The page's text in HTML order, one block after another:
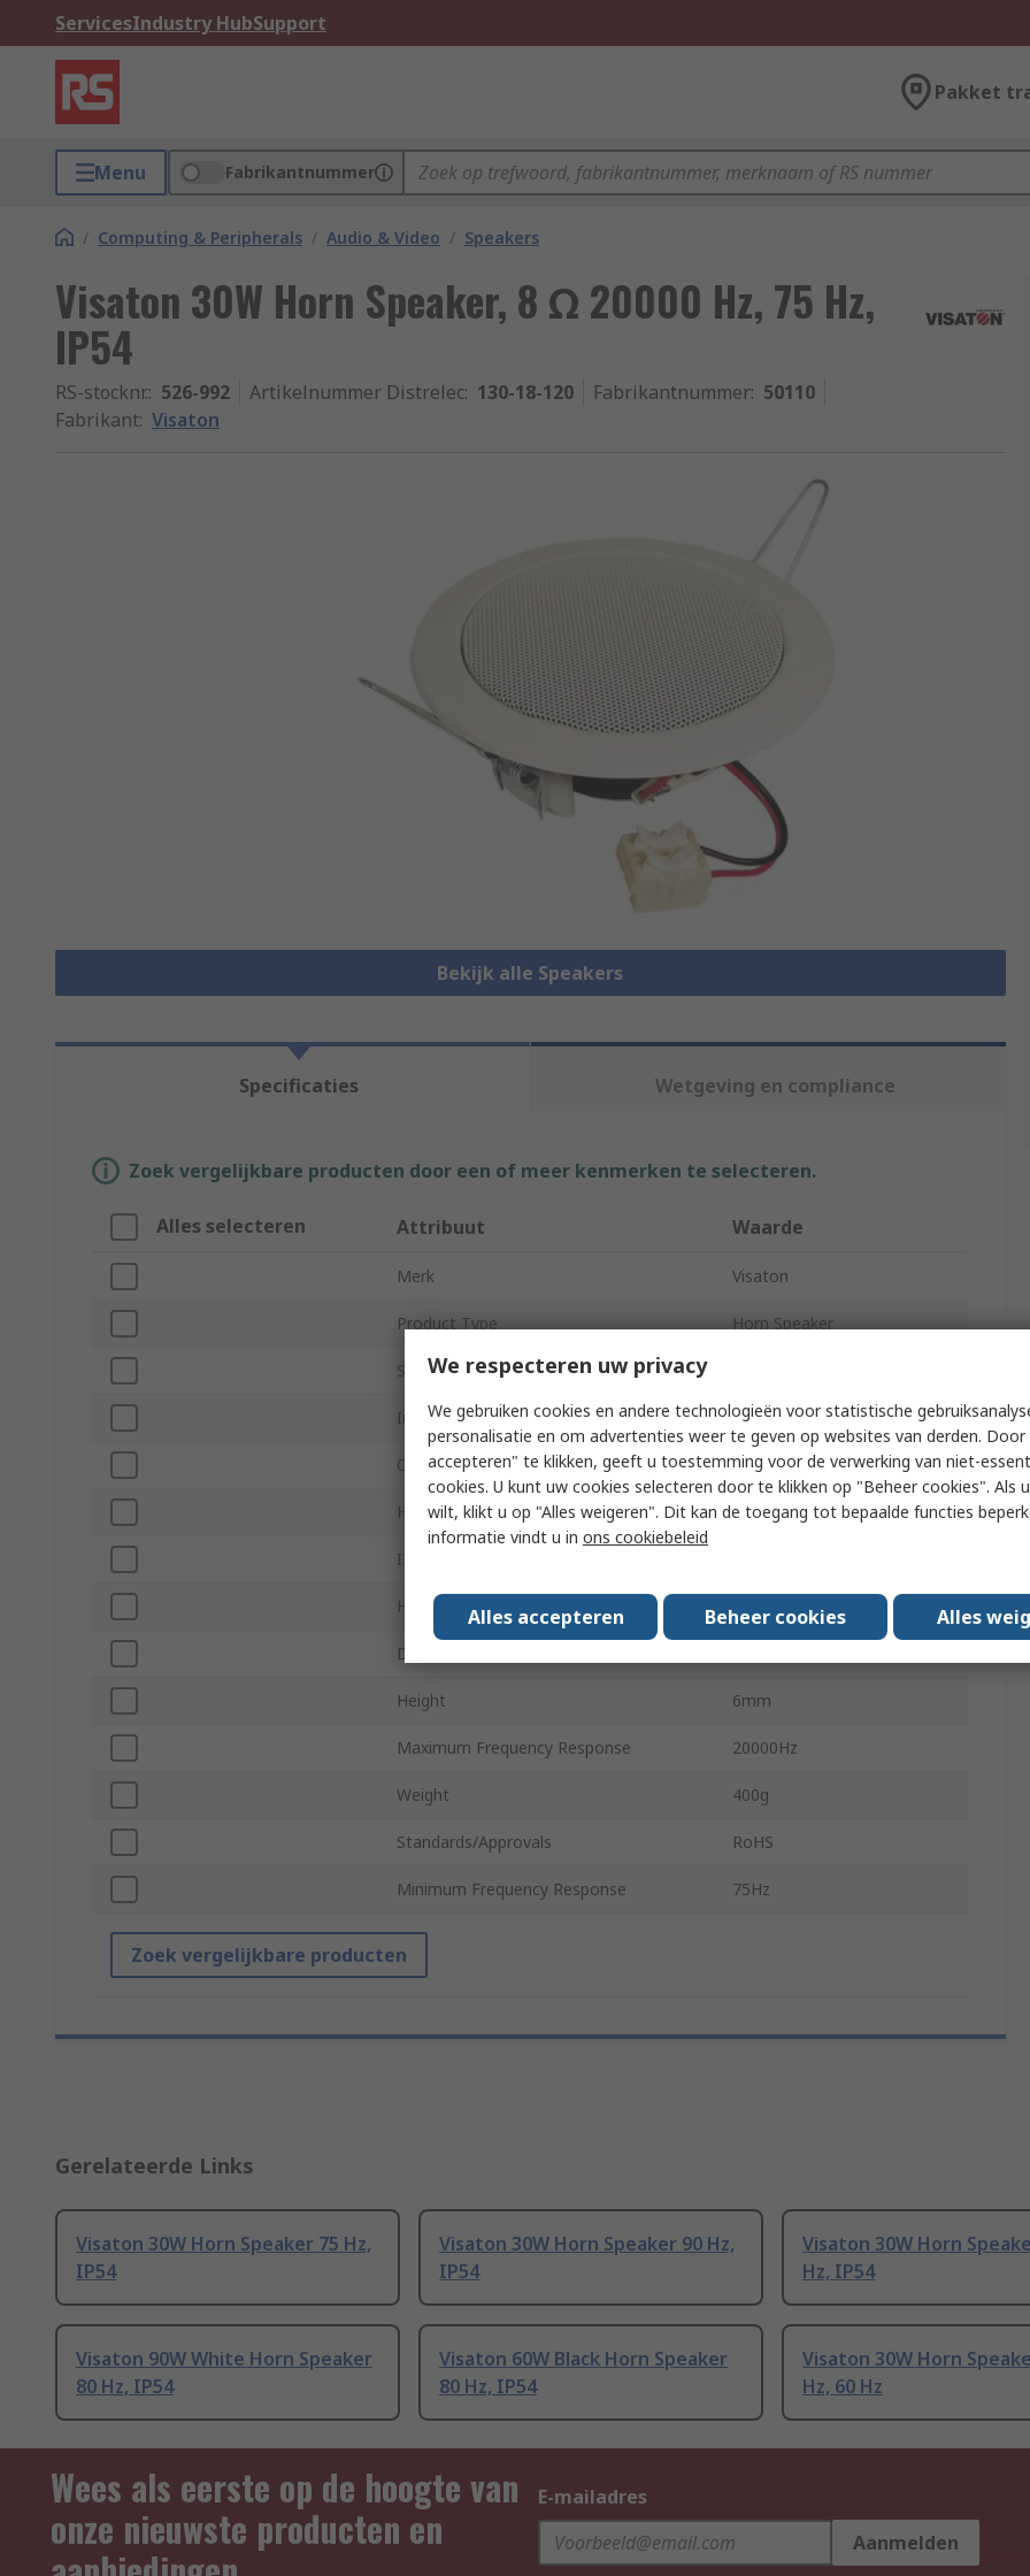
ServicesIndustry HubSupport
Pakket
Menu Fabrikantnummer
/ Computing & Peripherals / Audio & Video / Speakers
Visaton 30W Horn Speaker, 8 Ω 20000 Hz, 75 Hz,
IP54
RS-stocknr.: 526-992 Artikelnummer Distrelec: 130-18-120 Fabrikantnummer: 50110
Fabrikant: Visaton
Bekijk alle Speakers
Specificaties Wetgeving en compliance
Zoek vergelijkbare producten door een of meer kenmerken te selecteren.
Alles selecteren Attribuut Waarde
Merk Visaton
Product Type Horn Speaker
Sound Level
Impedance 8Ω
Output Power 30W
Hazardous Area Certification No
IP Rating
Housing Material Non-Corrodible, Metal
Diameter
Height 6mm
Maximum Frequency Response 20000Hz
Weight 400g
Standards/Approvals RoHS
Minimum Frequency Response 75Hz
Zoek vergelijkbare producten
Gerelateerde Links
Visaton 30W Horn Speaker 75 Hz,
IP54
Visaton 30W Horn Speaker 90 Hz,
IP54
Visaton 30W Horn
Hz, IP54
Visaton 90W White Horn Speaker
80 Hz, IP54
Visaton 60W Black Horn Speaker
80 Hz, IP54
Visaton 30W Horn
Hz, 60 Hz
Wees als eerste op de hoogte van
onze nieuwste producten en
E-mailadres
Aanmelden
We respecteren uw privacy
We gebruiken cookies en andere technologieën voor statistische
personalisatie en om advertenties weer te geven op websites van derden. Door
accepteren" te klikken, geeft u toestemming voor de verwerking van niet-
cookies. U kunt uw cookies selecteren door te klikken op "Beheer cookies". Als
wilt, klikt u op "Alles weigeren". Dit kan de toegang tot bepaalde functies
informatie vindt u in ons cookiebeleid
Alles accepteren Beheer cookies Alles